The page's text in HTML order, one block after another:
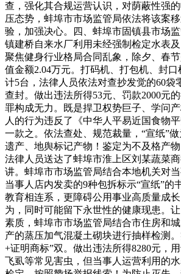
查，强化其合规运营认识，对荫蔽性强
压态势，蚌埠市市场监管局依法将该案
验，加强决心。四、蚌埠市固镇县市场
镇建桥自来水厂利用未经强制检定水表
聚焦健身行业格局合同乱象，除夕、春
值金额2.04万元。打码机、打包机、封
计5台，法律人员依法对查抄发觉的60袋
查封。做出违法所得53元、罚款2000元
罪构成无力。既是捍卫权势巨子、学问
人的行为违反了《中华人平易近国食物
一款之。依法查处、规范裁量，“宣纸”
遗产、地舆标记产物！鉴定为不及格产
法律人员送达了蚌埠市淮上区刘某蔬菜
讲。蚌埠市市场监管局结合本地机关对
当事人店内发卖的9种包拆标示“宣纸”的
教育相连系，更障碍公用事业高质量成
为，同时可能留下永世性的健康现患。
素质，蚌埠市市场监管局结合市住房和
产的蒸压加气混凝土砌块进行抽样检测
+证明商标”双。做出违法所得8280元，
飞虱等常见害虫，但当事人运营利用的